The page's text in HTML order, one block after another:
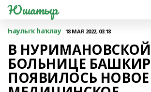
Юшатыр
Һаулыҡ һаҡлау 18 МАЯ 2022, 03:18
В НУРИМАНОВСКОЙ
БОЛЬНИЦЕ
ПОЯВИЛОСЬ НОВОЕ